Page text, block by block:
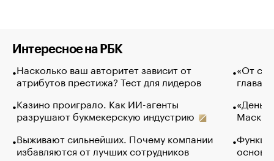
Интересное на РБК
Насколько ваш авторитет зависит от
атрибутов престижа? Тест для лидеров
Казино проиграло. Как ИИ-агенты
разрушают букмекерскую индустрию
Выживают сильнейших. Почему компании
избавляются от лучших сотрудников
«От
глава
Маск в
основ